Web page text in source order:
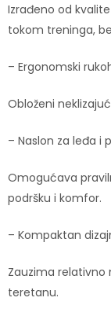
Izrađeno od
tokom treninga,
– Ergonomski
Obloženi
– Naslon za leđa i
Omogućava
podršku i komfor.
– Kompaktan
Zauzima relativno
teretanu.